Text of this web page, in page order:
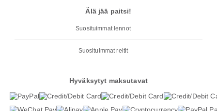
Älä jää paitsi!
Suosituimmat lennot
Suosituimmat reitit
Hyväksytyt maksutavat